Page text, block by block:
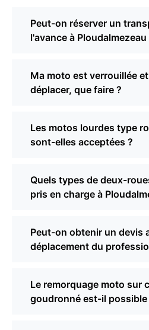
Peut-on réserver un
l'avance à Ploudalmezeau
Ma moto est verrouillée
déplacer, que faire ?
Les motos lourdes type
sont-elles acceptées ?
Quels types de deux-
pris en charge à
Peut-on obtenir un devis
déplacement du
Le remorquage moto sur
goudronné est-il possible